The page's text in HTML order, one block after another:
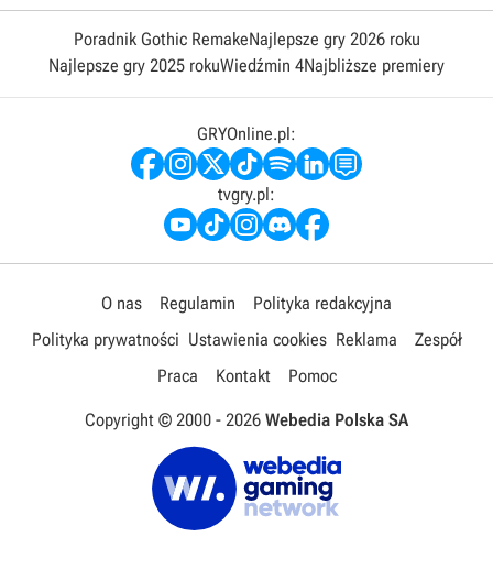
Poradnik Gothic RemakeNajlepsze gry 2026 roku
Najlepsze gry 2025 rokuWiedźmin 4Najbliższe premiery
GRYOnline.pl:
tvgry.pl:
O nas Regulamin
Polityka redakcyjna
Polityka prywatności Ustawienia cookies Reklama
Zespół
Praca
Kontakt Pomoc
Copyright © 2000 - 2026 Webedia Polska SA